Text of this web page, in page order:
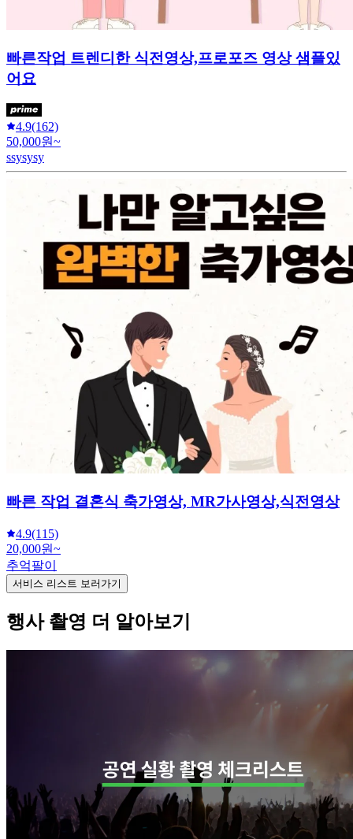
빠른작업 트렌디한 식전영상,프로포즈 영상 샘플있
어요
4.9(162)
50,000원~
ssysysy
빠른 작업 결혼식 축가영상, MR가사영상,식전영상
4.9(115)
20,000원~
추억팔이
서비스 리스트 보러가기
행사 촬영 더 알아보기